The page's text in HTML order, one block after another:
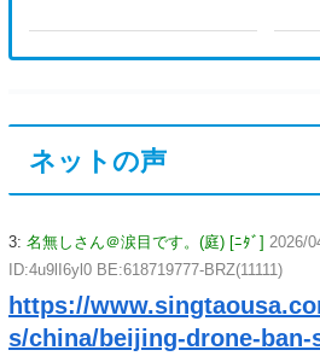
ネットの声
3: 名無しさん＠涙目です。(庭) [ﾆﾀﾞ] 2026/
ID:4u9lI6yl0 BE:618719777-BRZ(11111)
https://
s/china/beijing-drone-ban-